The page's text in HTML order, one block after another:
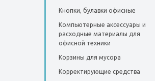
Кнопки, булавки офисные
Компьютерные аксессуары и
расходные материалы для
офисной техники
Корзины для мусора
Корректирующие средства